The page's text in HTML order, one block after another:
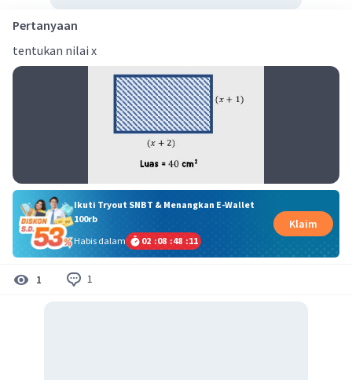
Pertanyaan
tentukan nilai x
Ikuti Tryout SNBT & Menangkan E-Wallet
100rb
Habis dalam
02 :08 :48 :10
Klaim
1 1